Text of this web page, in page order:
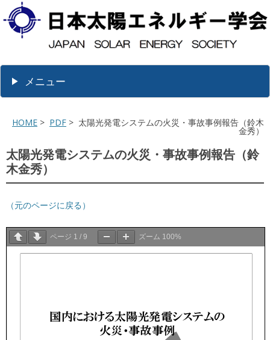
メニュー
HOME > PDF > 太陽光発電システムの火災・事故事例報告（鈴木
金秀）
太陽光発電システムの火災・事故事例報告（鈴
木金秀）
（元のページに戻る）
ページ 1 / 9 ズーム 100%